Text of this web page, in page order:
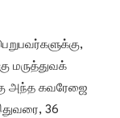
மருத்துவக்
அந்த கவரேஜை
36